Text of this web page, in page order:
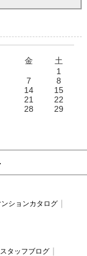
金
土
1
7
8
14
15
21
22
28
29
ンションカタログ
スタッフブログ